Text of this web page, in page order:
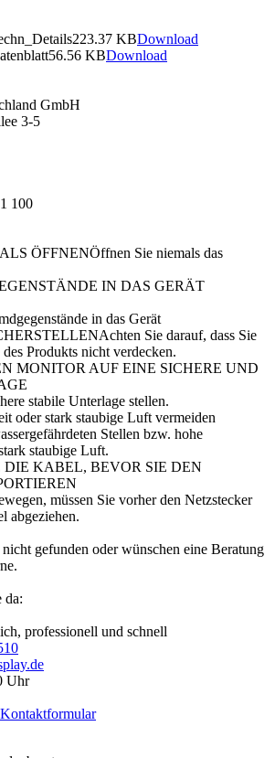
223.37 KBDownload
56.56 KBDownload
GmbH
3-5
100
Öffnen Sie niemals das
in das Gerät
Achten Sie darauf, dass Sie
Produkts nicht verdecken.
stabile Unterlage stellen.
Stellen bzw. hohe
staubige Luft.
müssen Sie vorher den Netzstecker
abgeziehen.
gefunden oder wünschen eine Beratung
da:
professionell und schnell
Uhr
Kontaktformular